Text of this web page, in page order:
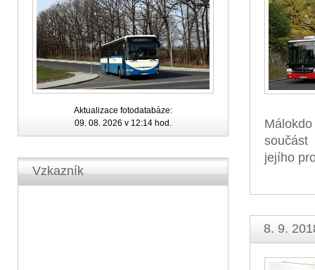
Aktualizace fotodatabáze:
09. 08. 2026 v 12:14 hod.
Vzkazník
součást
jejího
8. 9.